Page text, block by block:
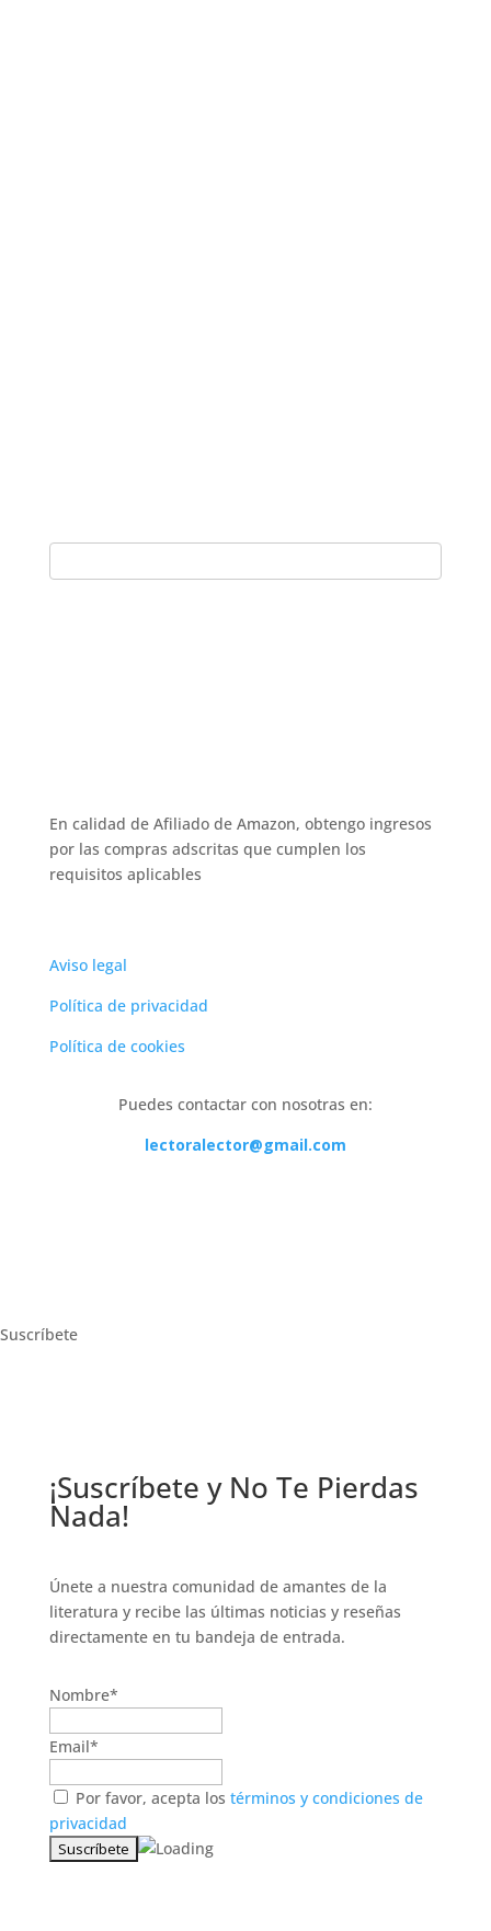
En calidad de Afiliado de Amazon, obtengo ingresos
por las compras adscritas que cumplen los
requisitos aplicables
Aviso legal
Política de privacidad
Política de cookies
Puedes contactar con nosotras en:
lectoralector@gmail.com
Suscríbete
¡Suscríbete y No Te Pierdas
Nada!
Únete a nuestra comunidad de amantes de la
literatura y recibe las últimas noticias y reseñas
directamente en tu bandeja de entrada.
Nombre*
Email*
Por favor, acepta los términos y condiciones de
privacidad